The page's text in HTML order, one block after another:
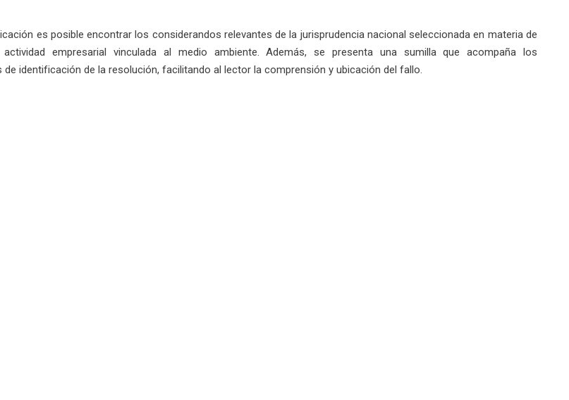
es posible encontrar los considerandos relevantes de la jurisprudencia nacional seleccionada en materia de
empresarial vinculada al medio ambiente. Además, se presenta una sumilla que acompaña los
identificación de la resolución, facilitando al lector la comprensión y ubicación del fallo.